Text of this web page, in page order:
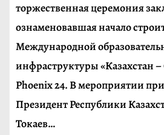
торжественная церемония
ознаменовавшая начало
Международной
инфраструктуры «Казахстан
Phoenix 24. В мероприятии
Президент Республики
Токаев…